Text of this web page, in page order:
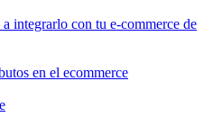
integrarlo con tu e-commerce de
en el ecommerce